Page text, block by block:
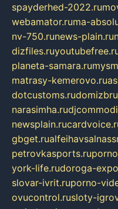
spayderhed-2022.ru
webamator.ruma-
nv-750.runews-plain.ru
dizfiles.ru
planeta-samara.ru
matrasy-kemerovo.ru
dotcustoms.ru
narasimha.ru
newsplain.ru
gbget.ru
petrovkasports.ru
york-life.rudoroga-
slovar-ivrit.ruporno-
ovucontrol.rusloty-